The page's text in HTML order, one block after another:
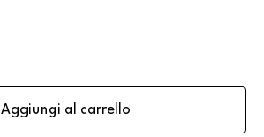
Aggiungi al carrello